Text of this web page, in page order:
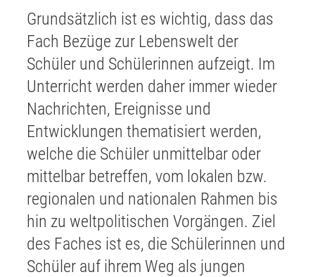
Grundsätzlich ist es wichtig, dass das
Fach Bezüge zur Lebenswelt der
Schüler und Schülerinnen aufzeigt. Im
Unterricht werden daher immer wieder
Nachrichten, Ereignisse und
Entwicklungen thematisiert werden,
welche die Schüler unmittelbar oder
mittelbar betreffen, vom lokalen bzw.
regionalen und nationalen Rahmen bis
hin zu weltpolitischen Vorgängen. Ziel
des Faches ist es, die Schülerinnen und
Schüler auf ihrem Weg als jungen